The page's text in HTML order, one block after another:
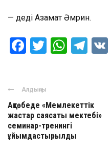
— деді Азамат Әмрин.
Facebook
Twitter
Алдыңғы
Ақтөбеде «Мемлекеттік
жастар саясаты мектебі»
семинар-тренингі
ұйымдастырылды